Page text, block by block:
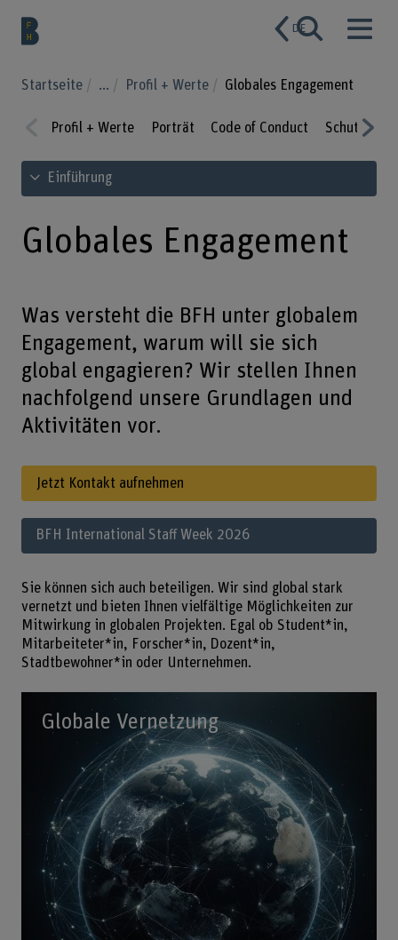
DE
Startseite ... Profil + Werte Globales Engagement
Prev
ious
Profil + Werte Porträt Code of Conduct Schutz der
Nex
t
Inhaltsverzeichnis ansehen
Einführung
Globales Engagement
Was versteht die BFH unter globalem
Engagement, warum will sie sich
global engagieren? Wir stellen Ihnen
nachfolgend unsere Grundlagen und
Aktivitäten vor.
Sie können sich auch beteiligen. Wir sind global stark
vernetzt und bieten Ihnen vielfältige Möglichkeiten zur
Mitwirkung in globalen Projekten. Egal ob Student*in,
Mitarbeiteter*in, Forscher*in, Dozent*in,
Stadtbewohner*in oder Unternehmen.
Jetzt Kontakt aufnehmen
BFH International Staff Week 2026
Globale Vernetzung